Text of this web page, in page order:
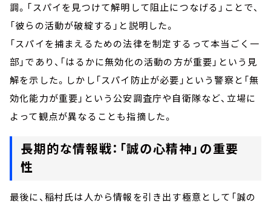
調。「スパイを見つけて解明して阻止につなげる」ことで、
「彼らの活動が破綻する」と説明した。
「スパイを捕まえるための法律を制定するって本当ごく一
部」であり、「はるかに無効化の活動の方が重要」という見
解を示した。しかし「スパイ防止が必要」という警察と「無
効化能力が重要」という公安調査庁や自衛隊など、立場に
よって観点が異なることも指摘した。
長期的な情報戦：「誠の心精神」の重要
性
最後に、稲村氏は人から情報を引き出す極意として「誠の